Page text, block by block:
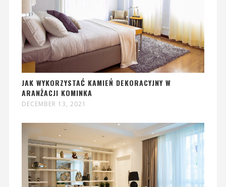
JAK WYKORZYSTAĆ KAMIEŃ DEKORACYJNY W
ARANŻACJI KOMINKA
DECEMBER 13, 2021